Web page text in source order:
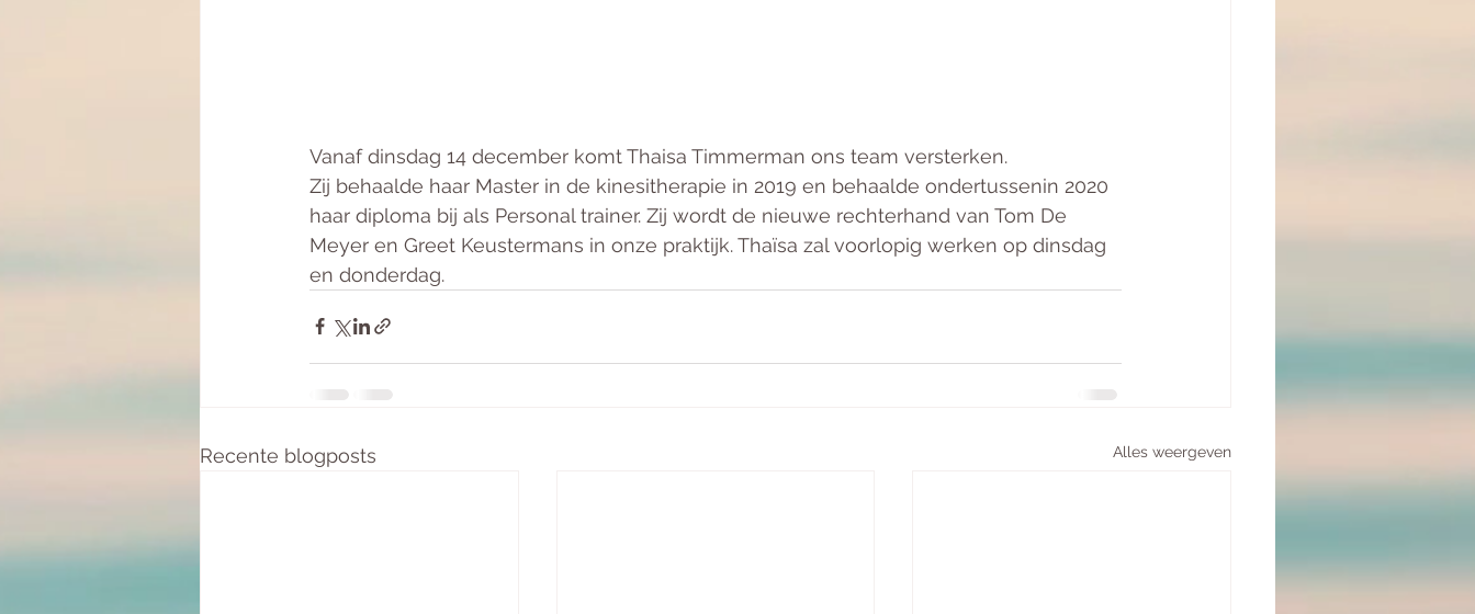
Vanaf dinsdag 14 december komt Thaisa Timmerman ons team versterken.
Zij behaalde haar Master in de kinesitherapie in 2019 en behaalde ondertussenin 2020
haar diploma bij als Personal trainer. Zij wordt de nieuwe rechterhand van Tom De
Meyer en Greet Keustermans in onze praktijk. Thaïsa zal voorlopig werken op dinsdag
en donderdag.
Recente blogposts Alles weergeven